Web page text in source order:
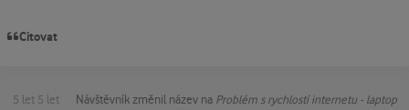
Citovat
5 let 5 let Návštěvníkzměnil název na Problém s rychlostí internetu - laptop